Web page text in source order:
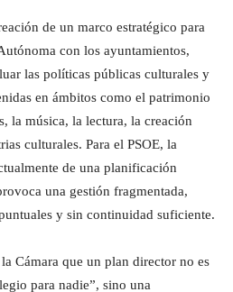
de un marco estratégico para
con los ayuntamientos,
las políticas públicas culturales y
en ámbitos como el patrimonio
la música, la lectura, la creación
culturales. Para el PSOE, la
de una planificación
una gestión fragmentada,
y sin continuidad suficiente.
Cámara que un plan director no es
para nadie”, sino una